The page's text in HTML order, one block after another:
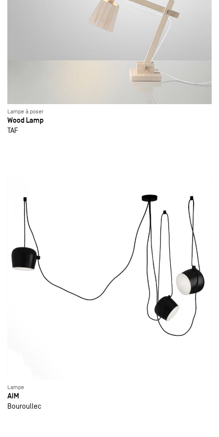
Lampe à poser
Wood Lamp
TAF
Lampe
AIM
Bouroullec